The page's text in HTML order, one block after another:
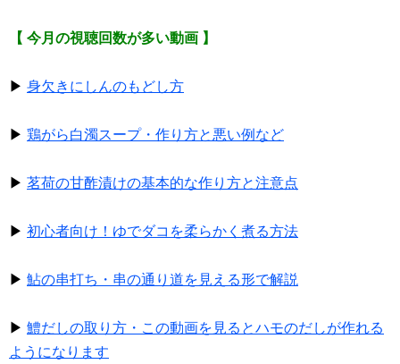
【 今月の視聴回数が多い動画 】
▶ 身欠きにしんのもどし方
▶ 鶏がら白濁スープ・作り方と悪い例など
▶ 茗荷の甘酢漬けの基本的な作り方と注意点
▶ 初心者向け！ゆでダコを柔らかく煮る方法
▶ 鮎の串打ち・串の通り道を見える形で解説
▶ 鱧だしの取り方・この動画を見るとハモのだしが作れる
ようになります